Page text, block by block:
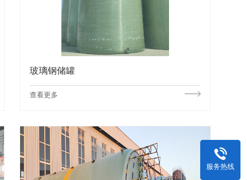
玻璃钢储罐
查看更多
服务热线